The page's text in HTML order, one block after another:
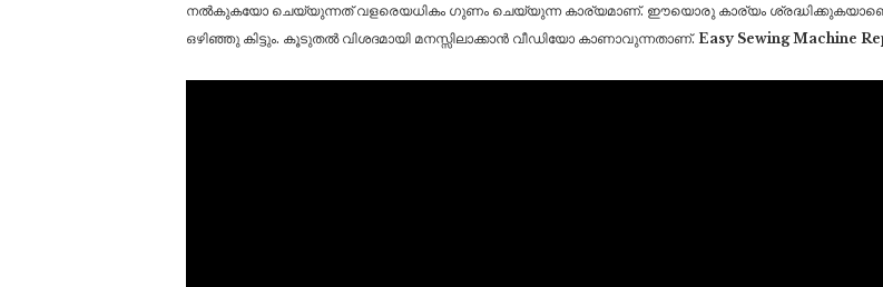
നൽകുകയോ ചെയ്യുന്നത് വളരെയധികം ഗുണം ചെയ്യുന്ന കാര്യമാണ്. ഈയൊരു കാര്യം
ഒഴിഞ്ഞു കിട്ടും. കൂടുതൽ വിശദമായി മനസ്സിലാക്കാൻ വീഡിയോ കാണാവുന്നതാണ്. Easy Sewing Machine